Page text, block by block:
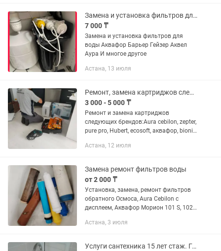
Замена и установка фильтров для воды
7 000 ₸
Замена и установка фильтров для
воды Аквафор Барьер Гейзер Аквел
Аура И многое другое
Астана, 13 июля
Ремонт, замена картриджов следующих брендов Aura cebilon, zepter, purepro и
3 000 - 5 000 ₸
Ремонт и замена картриджов
следующих брендов:Aura cebilon, zepter,
pure pro, Hubert, ecosoft, аквафор, bionic,
выходных.
Астана, 12 июля
Замена ремонт фильтров воды
от 2 000 ₸
Установка, замена, ремонт фильтров
обратного Осмоса, Aura Cebilon с
дисплеем, Аквафор Морион 101 S, 102
комерческие
Астана, 3 июля
Услуги сантехника 15 лет стаж. Гарантия!